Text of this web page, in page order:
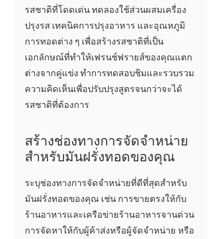
รสชาติที่โดดเด่น ทดลองใช้ส่วนผสมเครื่อง
ปรุงรส เทคนิคการปรุงอาหาร และอุณหภูมิ
การทอดต่าง ๆ เพื่อสร้างรสชาติที่เป็น
เอกลักษณ์ที่ทำให้เฟรนช์ฟรายส์ของคุณแตก
ต่างจากคู่แข่ง ทำการทดสอบชิมและรวบรวม
ความคิดเห็นเพื่อปรับปรุงสูตรจนกว่าจะได้
รสชาติที่ต้องการ
สร้างช่องทางการจัดจำหน่าย
สำหรับมันฝรั่งทอดของคุณ
ระบุช่องทางการจัดจำหน่ายที่ดีที่สุดสำหรับ
มันฝรั่งทอดของคุณ เช่น การขายตรงให้กับ
ร้านอาหารและเครือข่ายร้านอาหารจานด่วน
การจัดหาให้กับผู้ค้าส่งหรือผู้จัดจำหน่าย หรือ